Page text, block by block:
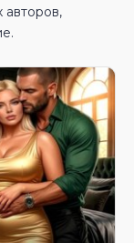
авторов,